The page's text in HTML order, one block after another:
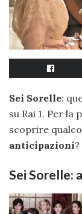
Sei Sorelle:
su Rai 1. Per la
scoprire
anticipazioni?
Sei Sorelle: